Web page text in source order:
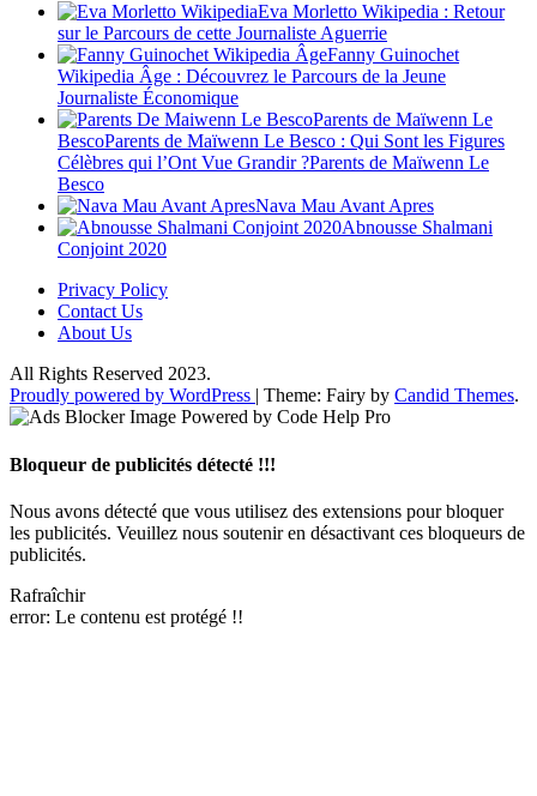
Eva Morletto Wikipedia : Retour
sur le Parcours de cette Journaliste Aguerrie
Fanny Guinochet
Wikipedia Âge : Découvrez le Parcours de la Jeune
Journaliste Économique
Parents de Maïwenn Le
BescoParents de Maïwenn Le Besco : Qui Sont les Figures
Célèbres qui l’Ont Vue Grandir ?Parents de Maïwenn Le
Besco
Nava Mau Avant Apres
Abnousse Shalmani
Conjoint 2020
Privacy Policy
Contact Us
About Us
All Rights Reserved 2023.
Proudly powered by WordPress | Theme: Fairy by Candid Themes.
Bloqueur de publicités détecté !!!
Nous avons détecté que vous utilisez des extensions pour bloquer
les publicités. Veuillez nous soutenir en désactivant ces bloqueurs de
publicités.
Rafraîchir
error: Le contenu est protégé !!